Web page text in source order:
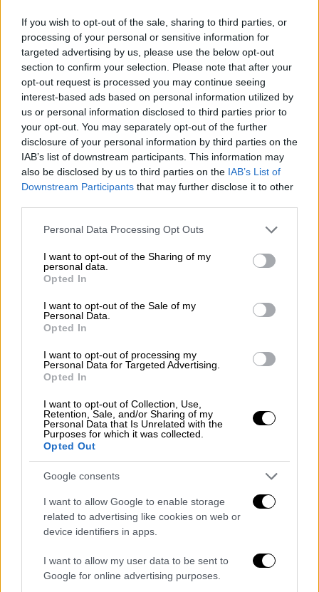
If you wish to opt-out of the sale, sharing to third parties, or
processing of your personal or sensitive information for
targeted advertising by us, please use the below opt-out
section to confirm your selection. Please note that after your
opt-out request is processed you may continue seeing
interest-based ads based on personal information utilized by
us or personal information disclosed to third parties prior to
your opt-out. You may separately opt-out of the further
disclosure of your personal information by third parties on the
IAB’s list of downstream participants. This information may
also be disclosed by us to third parties on the IAB’s List of
Downstream Participants that may further disclose it to other
Please note that this website/app uses one or more Google
not limited to your visit or usage behaviour. You may click to
grant or deny consent to Google and its third-party tags to
use your data for below specified purposes in below Google
consent section.
Personal Data Processing Opt Outs
I want to opt-out of the Sharing of my
personal data.
Opted In
I want to opt-out of the Sale of my
Personal Data.
Opted In
I want to opt-out of processing my
Personal Data for Targeted Advertising.
Opted In
I want to opt-out of Collection, Use,
Retention, Sale, and/or Sharing of my
Personal Data that Is Unrelated with the
Purposes for which it was collected.
Opted Out
Google consents
I want to allow Google to enable storage
related to advertising like cookies on web or
device identifiers in apps.
I want to allow my user data to be sent to
Google for online advertising purposes.
Πρόκειται για ένα πρόγραμμα πανελλαδικής
εμβέλειας, στο οποίο οι πολίτες καλούνται
να «υιοθετήσουν» παραλίες ή περιοχές του
παράκτιου χώρου, για τη συλλογή ποσοτικών
και ποιοτικών στοιχείων για την παράκτια
και πλαστική ρύπανση, με απώτερο στόχο
την καταπολέμησή της. Δεν αποτελεί ένα
απλό πρόγραμμα μεμονωμένων καθαρισμών
παραλίας, αλλά ένα πρόγραμμα
πρωτόκολλα και παράλληλη καταγραφή
δεδομένων, ενώ συμβάλλει παράλληλα και
στην ευαισθητοποίηση των πολιτών
ρύπανσης.
ομάδων, στόχος του προγράμματος είναι η
δημιουργία μίας ολοκληρωμένης
πανελλαδικής πλατφόρμας καταγραφής της
παράκτιας ρύπανσης της χώρας μας και η
δημιουργία μιας βάσης δεδομένων με
λεπτομερή στοιχεία για την κάθε παραλία.
Στο πλαίσιο του προγράμματος,
κάθε ομάδα
υιοθετεί μία συγκεκριμένη παραλία και
εκπαιδεύεται από στελέχη του WWF Ελλάς
στη διαδικασία παρακολούθησης και
επαναλαμβάνεται περιοδικά 2 με 4 φορές
τον χρόνο για τη δημιουργία “χρονοσειρών”